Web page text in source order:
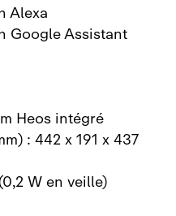
Alexa
Google Assistant
Heos intégré
: 442 x 191 x 437
W en veille)